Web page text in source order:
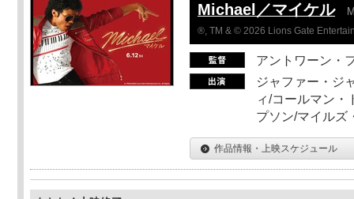
Michael／マイケル
®, TM & © 2026 Lions Gate
アントワーン・
ジャファー・ジ
ィ/コールマン・
プソン/マイルズ
作品情報・上映スケジュール